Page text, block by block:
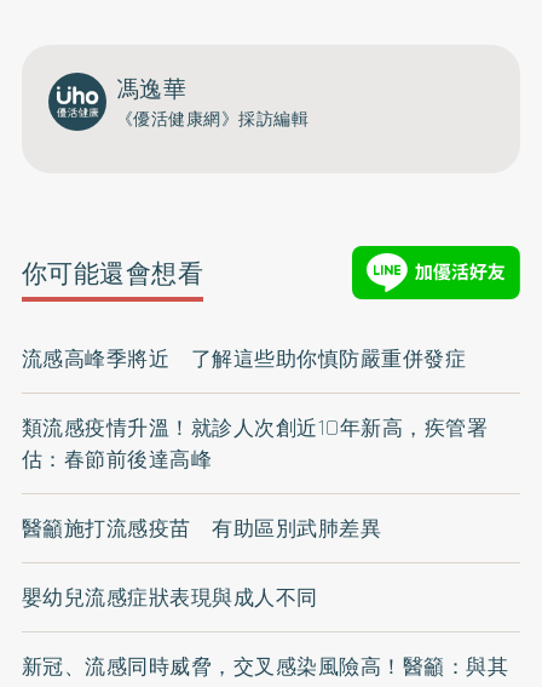
馮逸華
《優活健康網》採訪編輯
你可能還會想看
流感高峰季將近 了解這些助你慎防嚴重併發症
類流感疫情升溫！就診人次創近10年新高，疾管署
估：春節前後達高峰
醫籲施打流感疫苗 有助區別武肺差異
嬰幼兒流感症狀表現與成人不同
新冠、流感同時威脅，交叉感染風險高！醫籲：與其